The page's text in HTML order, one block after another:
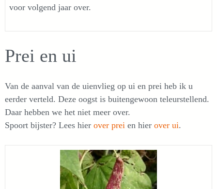
voor volgend jaar over.
Prei en ui
Van de aanval van de uienvlieg op ui en prei heb ik u
eerder verteld. Deze oogst is buitengewoon teleurstellend.
Daar hebben we het niet meer over.
Spoort bijster? Lees hier over prei en hier over ui.